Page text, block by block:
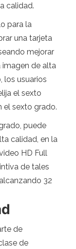
calidad.
para la
una tarjeta
mejorar
imagen de alta
los usuarios
el sexto
el sexto grado.
puede
calidad, en la
HD Full
de tales
32
de
de